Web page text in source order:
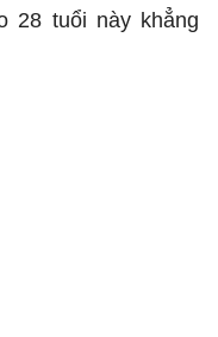
28 tuổi này khẳng